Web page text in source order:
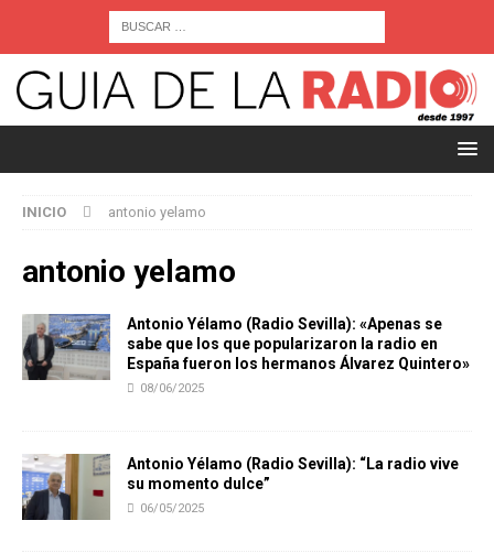
INICIO antonio yelamo
antonio yelamo
Antonio Yélamo (Radio Sevilla): «Apenas se
sabe que los que popularizaron la radio en
España fueron los hermanos Álvarez Quintero»
08/06/2025
Antonio Yélamo (Radio Sevilla): “La radio vive
su momento dulce”
06/05/2025